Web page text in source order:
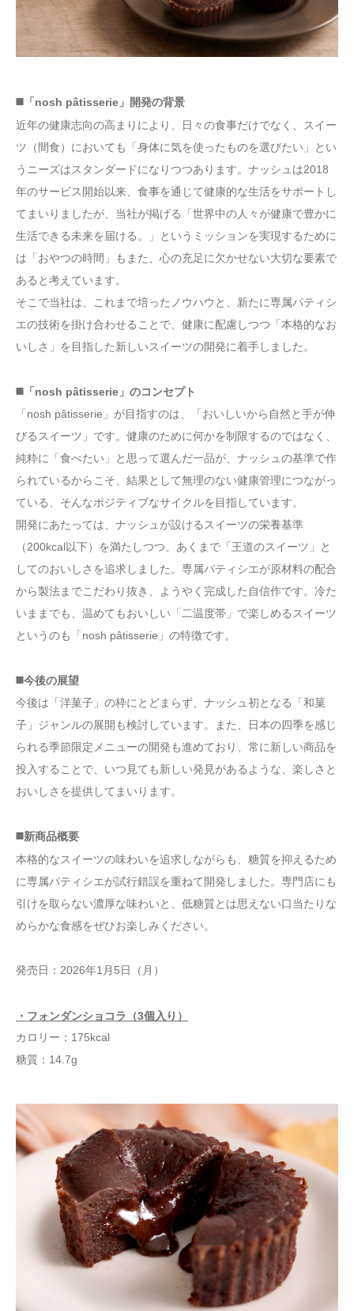
◼️「nosh pâtisserie」開発の背景
近年の健康志向の高まりにより、日々の食事だけでなく、スイー
ツ（間食）においても「身体に気を使ったものを選びたい」とい
うニーズはスタンダードになりつつあります。ナッシュは2018
年のサービス開始以来、食事を通じて健康的な生活をサポートし
てまいりましたが、当社が掲げる「世界中の人々が健康で豊かに
生活できる未来を届ける。」というミッションを実現するために
は「おやつの時間」もまた、心の充足に欠かせない大切な要素で
あると考えています。
そこで当社は、これまで培ったノウハウと、新たに専属パティシ
エの技術を掛け合わせることで、健康に配慮しつつ「本格的なお
いしさ」を目指した新しいスイーツの開発に着手しました。
◼️「nosh pâtisserie」のコンセプト
「nosh pâtisserie」が目指すのは、「おいしいから自然と手が伸
びるスイーツ」です。健康のために何かを制限するのではなく、
純粋に「食べたい」と思って選んだ一品が、ナッシュの基準で作
られているからこそ、結果として無理のない健康管理につながっ
ている、そんなポジティブなサイクルを目指しています。
開発にあたっては、ナッシュが設けるスイーツの栄養基準
（200kcal以下）を満たしつつ、あくまで「王道のスイーツ」と
してのおいしさを追求しました。専属パティシエが原材料の配合
から製法までこだわり抜き、ようやく完成した自信作です。冷た
いままでも、温めてもおいしい「二温度帯」で楽しめるスイーツ
というのも「nosh pâtisserie」の特徴です。
◼️今後の展望
今後は「洋菓子」の枠にとどまらず、ナッシュ初となる「和菓
子」ジャンルの展開も検討しています。また、日本の四季を感じ
られる季節限定メニューの開発も進めており、常に新しい商品を
投入することで、いつ見ても新しい発見があるような、楽しさと
おいしさを提供してまいります。
◼️新商品概要
本格的なスイーツの味わいを追求しながらも、糖質を抑えるため
に専属パティシエが試行錯誤を重ねて開発しました。専門店にも
引けを取らない濃厚な味わいと、低糖質とは思えない口当たりな
めらかな食感をぜひお楽しみください。
発売日：2026年1月5日（月）
・フォンダンショコラ（3個入り）
カロリー：175kcal
糖質：14.7g